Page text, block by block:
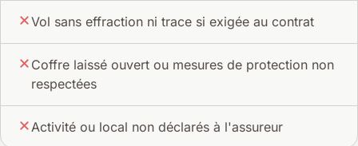
Vol sans effraction ni trace si exigée au contrat
Coffre laissé ouvert ou mesures de protection non
respectées
Activité ou local non déclarés à l'assureur